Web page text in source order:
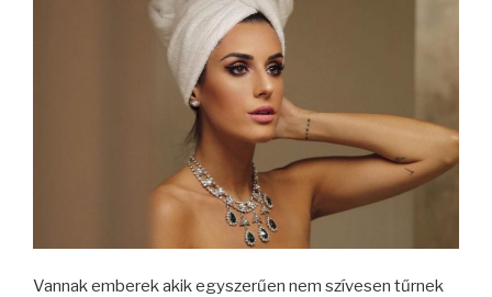
Vannak emberek akik egyszerűen nem szívesen tűrnek